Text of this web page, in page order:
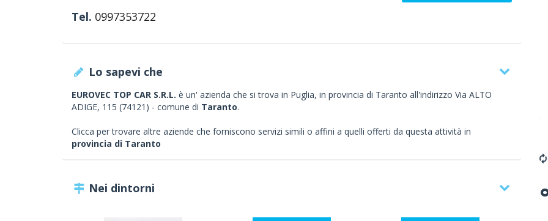
Tel. 0997353722
Lo sapevi che
EUROVEC TOP CAR S.R.L. è un' azienda che si trova in Puglia, in provincia di Taranto all'indirizzo Via ALTO
ADIGE, 115 (74121) - comune di Taranto.
Clicca per trovare altre aziende che forniscono servizi simili o affini a quelli offerti da questa attività in
provincia di Taranto
Nei dintorni